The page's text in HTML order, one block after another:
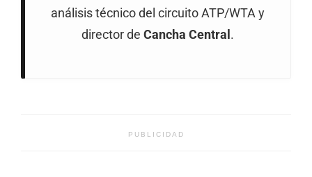
análisis técnico del circuito ATP/WTA y
director de Cancha Central .
PUBLICIDAD